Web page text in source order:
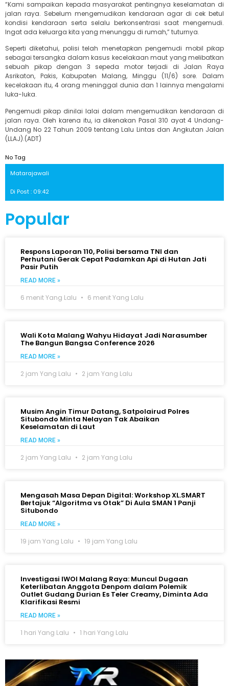
“Kami sampaikan kepada masyarakat pentingnya keselamatan di
jalan raya. Sebelum mengemudikan kendaraan agar di cek betul
kondisi kendaraan serta selalu berkonsentrasi saat mengemudi.
Ingat ada keluarga kita yang menunggu di rumah,” tuturnya.
Seperti diketahui, polisi telah menetapkan pengemudi mobil pikap
sebagai tersangka dalam kasus kecelakaan maut yang melibatkan
sebuah pikap dengan 3 sepeda motor terjadi di Jalan Raya
Asrikaton, Pakis, Kabupaten Malang, Minggu (11/6) sore. Dalam
kecelakaan itu, 4 orang meninggal dunia dan 1 lainnya mengalami
luka-luka.
Pengemudi pikap dinilai lalai dalam mengemudikan kendaraan di
jalan raya. Oleh karena itu, ia dikenakan Pasal 310 ayat 4 Undang-
Undang No 22 Tahun 2009 tentang Lalu Lintas dan Angkutan Jalan
(LLAJ).(ADT)
No Tag
Matarajawali
Di Post : 09:42
Popular
Respons Laporan 110, Polisi bersama TNI dan
Perhutani Gerak Cepat Padamkan Api di Hutan Jati
Pasir Putih
READ MORE »
6 menit Yang Lalu 6 menit Yang Lalu
Wali Kota Malang Wahyu Hidayat Jadi Narasumber
The Bangun Bangsa Conference 2026
READ MORE »
2 jam Yang Lalu 2 jam Yang Lalu
Musim Angin Timur Datang, Satpolairud Polres
Situbondo Minta Nelayan Tak Abaikan
Keselamatan di Laut
READ MORE »
2 jam Yang Lalu 2 jam Yang Lalu
Mengasah Masa Depan Digital: Workshop XL.SMART
Bertajuk “Algoritma vs Otak” Di Aula SMAN 1 Panji
Situbondo
READ MORE »
19 jam Yang Lalu 19 jam Yang Lalu
Investigasi IWOI Malang Raya: Muncul Dugaan
Keterlibatan Anggota Denpom dalam Polemik
Outlet Gudang Durian Es Teler Creamy, Diminta Ada
Klarifikasi Resmi
READ MORE »
1 hari Yang Lalu 1 hari Yang Lalu